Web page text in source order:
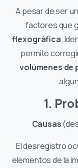
A pesar de ser
factores que
flexográfica.
permite
volúmenes de
1.
Causas
El desregistro
elementos de la